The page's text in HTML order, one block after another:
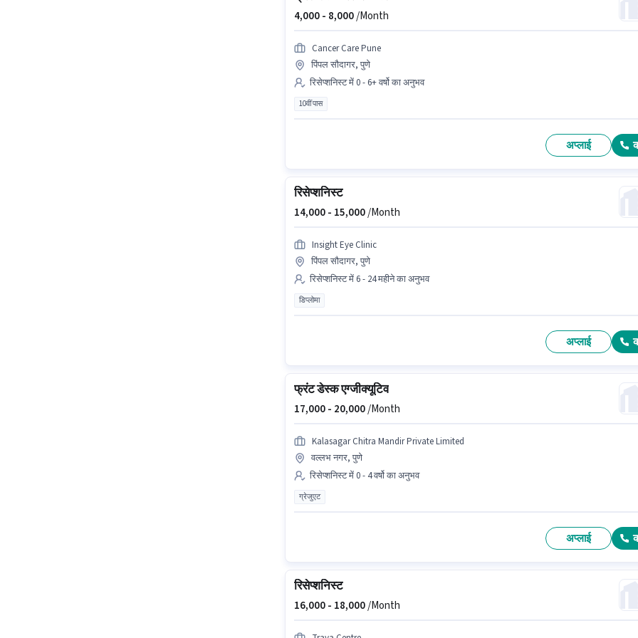
4,000 - 8,000/Month
Cancer Care Pune
पिंपल सौदागर, पुणे
रिसेप्शनिस्ट में 0 - 6+ वर्षो का अनुभव
10वीं पास
अप्लाई
रिसेप्शनिस्ट
14,000 - 15,000/Month
Insight Eye Clinic
पिंपल सौदागर, पुणे
रिसेप्शनिस्ट में 6 - 24 महीने का अनुभव
डिप्लोमा
अप्लाई
फ्रंट डेस्क एग्जीक्यूटिव
17,000 - 20,000/Month
Kalasagar Chitra Mandir Private Limited
वल्लभ नगर, पुणे
रिसेप्शनिस्ट में 0 - 4 वर्षो का अनुभव
ग्रेजुएट
अप्लाई
रिसेप्शनिस्ट
16,000 - 18,000/Month